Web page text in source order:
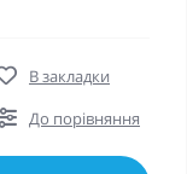
В закладки
До порівняння